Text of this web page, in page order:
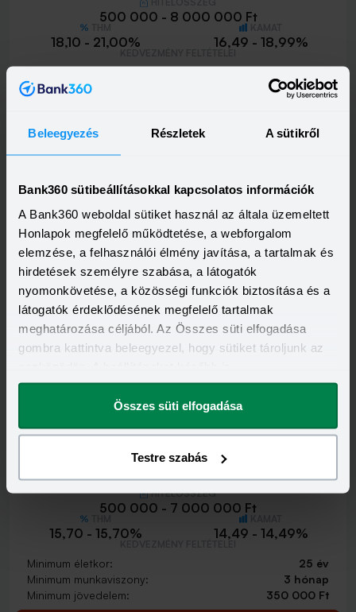
Beleegyezés Részletek A sütikről
Bank360 sütibeállításokkal kapcsolatos információk
A Bank360 weboldal sütiket használ az általa üzemeltett
Honlapok megfelelő működtetése, a webforgalom
elemzése, a felhasználói élmény javítása, a tartalmak és
hirdetések személyre szabása, a látogatók
nyomonkövetése, a közösségi funkciók biztosítása és a
látogatók érdeklődésének megfelelő tartalmak
meghatározása céljából. Az Összes süti elfogadása
gombra kattintva beleegyezel, hogy sütiket tároljunk az
megváltoztathatod.
Összes süti elfogadása
Testre szabás
500 000 - 8 000 000 Ft
18,10 - 21,00% 16,49 - 18,99%
Minimum munkaviszony:
3 hónap
214 662 Ft
Visszahívást szeretnék
HITELÖSSZEG
500 000 - 15 000 000 Ft
THM
10,00 - 19,80%
KAMAT
9,39 - 17,99%
KEDVEZMÉNY FELTÉTELEI
Minimum életkor:
Minimum munkaviszony:
3 hónap
Minimum jövedelem:
400 000 Ft
Visszahívást szeretnék
HITELÖSSZEG
500 000 - 7 000 000 Ft
15,70 - 15,70% 14,49 - 14,49%
Minimum életkor:
25 év
Minimum munkaviszony:
3 hónap
Minimum jövedelem:
350 000 Ft